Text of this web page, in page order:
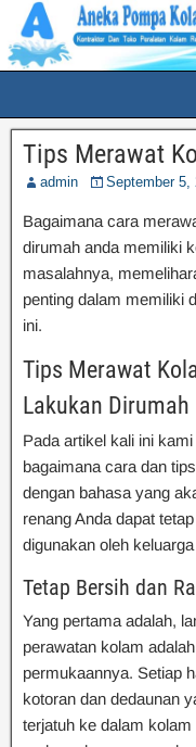
Tips Merawat
admin September 5,
Bagaimana cara
dirumah anda memiliki
masalahnya,
penting dalam memiliki
ini.
Tips Merawat
Lakukan Dirumah
Pada artikel kali ini
bagaimana cara dan
dengan bahasa yang
renang Anda dapat
digunakan oleh
Tetap Bersih dan
Yang pertama adalah,
perawatan kolam
permukaannya. Setiap
kotoran dan dedaunan
terjatuh ke dalam